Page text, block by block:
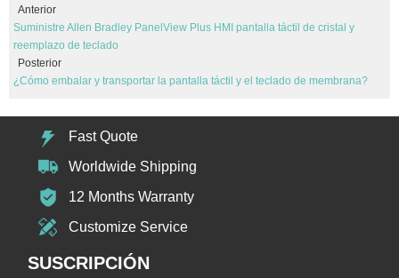
Anterior
Suministre Allen Bradley PanelView Plus HMI pantalla táctil de cristal y
reemplazo de teclado
Posterior
¿Cómo embalar y transportar la pantalla táctil y el teclado de membrana?
Fast Quote
Worldwide Shipping
12 Months Warranty
Customize Service
SUSCRIPCIÓN